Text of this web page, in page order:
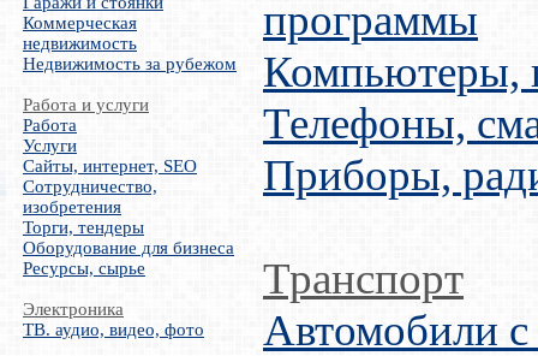
Коммерческая
недвижимость
Недвижимость за рубежом
Работа и услуги
Работа
Услуги
Сайты, интернет, SEO
Сотрудничество,
изобретения
Торги, тендеры
Оборудование для бизнеса
Ресурсы, сырье
Электроника
ТВ. аудио, видео, фото
программы
Компьютеры,
Телефоны,
Приборы,
Транспорт
Автомобили с